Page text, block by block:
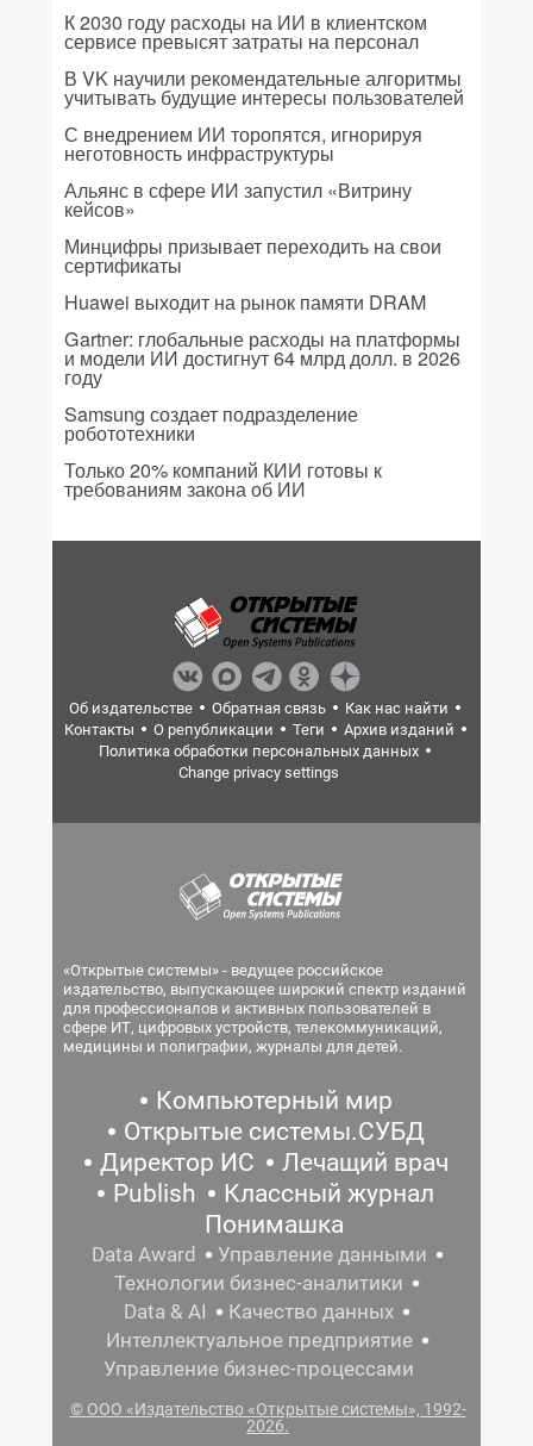
К 2030 году расходы на ИИ в клиентском
сервисе превысят затраты на персонал
В VK научили рекомендательные алгоритмы
учитывать будущие интересы пользователей
С внедрением ИИ торопятся, игнорируя
неготовность инфраструктуры
Альянс в сфере ИИ запустил «Витрину
кейсов»
Минцифры призывает переходить на свои
сертификаты
Huawei выходит на рынок памяти DRAM
Gartner: глобальные расходы на платформы
и модели ИИ достигнут 64 млрд долл. в 2026
году
Samsung создает подразделение
робототехники
Только 20% компаний КИИ готовы к
требованиям закона об ИИ
Об издательстве Обратная связь
Как нас найти
Контакты
О републикации Теги
Архив изданий
Политика обработки персональных данных
Change privacy settings
«Открытые системы» - ведущее российское
издательство, выпускающее широкий спектр изданий
для профессионалов и активных пользователей в
сфере ИТ, цифровых устройств, телекоммуникаций,
медицины и полиграфии, журналы для детей.
Компьютерный мир
Открытые системы.СУБД
Директор ИС
Лечащий врач
Publish
Классный журнал
Понимашка
Data Award
Управление данными
Технологии бизнес-аналитики
Data & AI
Качество данных
Интеллектуальное предприятие
Управление бизнес-процессами
© ООО «Издательство «Открытые системы», 1992-
2026.